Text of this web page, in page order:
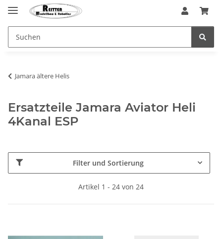
Jamara ältere Helis
Ersatzteile Jamara Aviator Heli
4Kanal ESP
Filter und Sortierung
Artikel 1 - 24 von 24